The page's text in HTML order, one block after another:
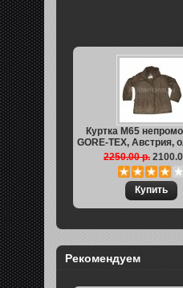
Куртка M65
GORE-TEX, Австрия,
2250.00 р.
Рекомендуем